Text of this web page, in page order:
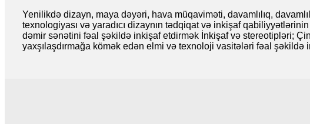
Yenilikdə dizayn, maya dəyəri, hava müqaviməti, davamlılıq,
texnologiyası və yaradıcı dizaynın tədqiqat və inkişaf
dəmir sənətini fəal şəkildə inkişaf etdirmək İnkişaf və stereotipləri;
yaxşılaşdırmağa kömək edən elmi və texnoloji vasitələri fəal